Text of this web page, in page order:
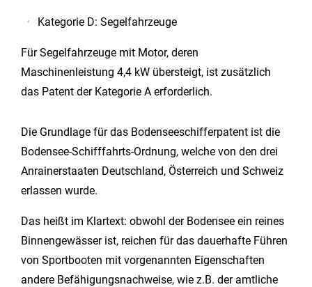
Kategorie D: Segelfahrzeuge
Für Segelfahrzeuge mit Motor, deren
Maschinenleistung 4,4 kW übersteigt, ist zusätzlich
das Patent der Kategorie A erforderlich.
Die Grundlage für das Bodenseeschifferpatent ist die
Bodensee-Schifffahrts-Ordnung, welche von den drei
Anrainerstaaten Deutschland, Österreich und Schweiz
erlassen wurde.
Das heißt im Klartext: obwohl der Bodensee ein reines
Binnengewässer ist, reichen für das dauerhafte Führen
von Sportbooten mit vorgenannten Eigenschaften
andere Befähigungsnachweise, wie z.B. der amtliche